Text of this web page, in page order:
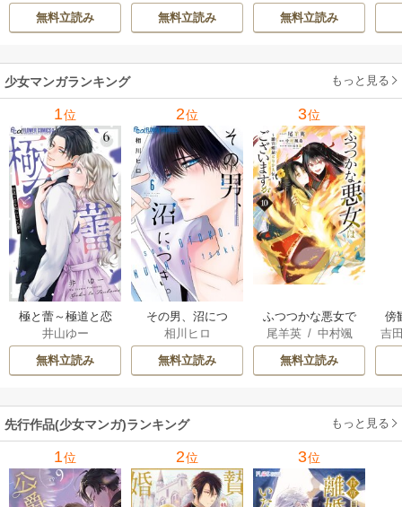
［ばら売り］ 14巻
次
無料立読み 無料立読み
8-29巻
無料立読み
少女マンガランキング もっと見る
1位
極と蕾～極道と恋
を知らない人妻と
～
井山ゆー
無料立読み
2位
その男、沼につ
き。
相川ヒロ
無料立読み
3位
ふつつかな悪女で
はございますが ～
雛宮蝶鼠とりかえ
伝～
尾羊英/ 中村颯
/ ゆき哉
無料立読み
傍
限
吉
先行作品(少女マンガ)ランキング もっと見る
1位 2位 3位